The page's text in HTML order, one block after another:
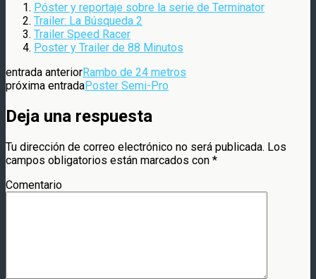
Póster y reportaje sobre la serie de Terminator
Trailer: La Búsqueda 2
Trailer Speed Racer
Poster y Trailer de 88 Minutos
entrada anteriorRambo de 24 metros
próxima entradaPoster Semi-Pro
Deja una respuesta
Tu dirección de correo electrónico no será publicada. Los
campos obligatorios están marcados con *
Comentario